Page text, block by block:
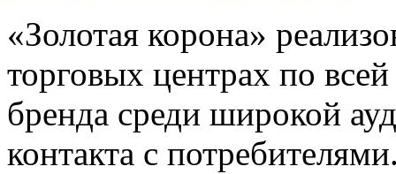
«Золотая корона»
торговых центрах по
бренда среди широкой
контакта с